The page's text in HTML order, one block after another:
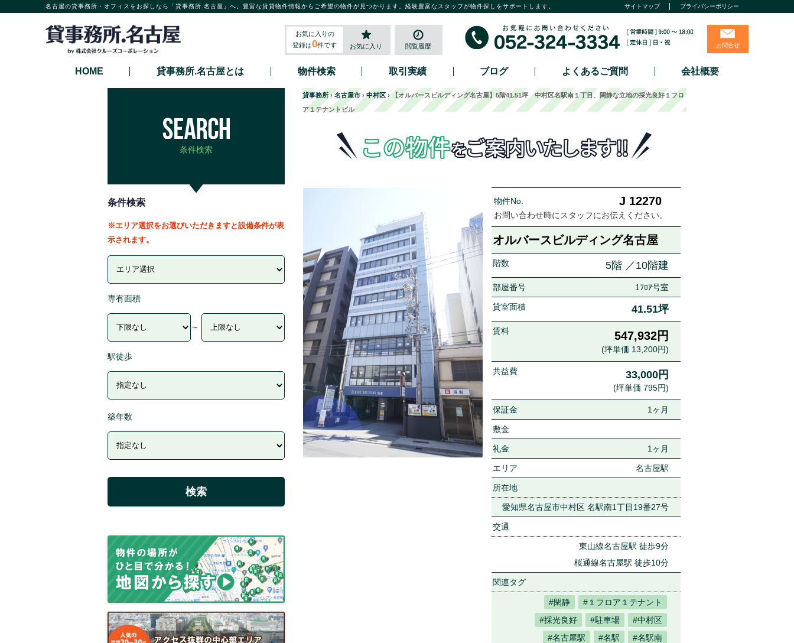
名古屋の貸事務所・オフィスをお探しなら「貸事務所.名古屋」へ。豊富な賃貸物件情報からご希望の物件が見つかります。経験豊富なスタッフが物件探しをサポートします。 サイトマップ プライバシーポリシー
お気に入りの
登録は0件です お気に入り 閲覧履歴 お問合せ
HOME 貸事務所.名古屋とは 物件検索 取引実績 ブログ よくあるご質問 会社概要
貸事務所›名古屋市 ›中村区 ›【オルバースビルディング名古屋】5階41.51坪 中村区名駅南１丁目、閑静な立地の採光良好１フロ
ア１テナントビル
物件No. J 12270
お問い合わせ時にスタッフにお伝えください。
オルバースビルディング名古屋
階数 5階 ／10階建
部屋番号 1ﾌﾛｱ号室
貸室面積 41.51坪
賃料 547,932円
(坪単価 13,200円)
共益費 33,000円
(坪単価 795円)
保証金 1ヶ月
敷金
礼金 1ヶ月
エリア 名古屋駅
所在地
愛知県名古屋市中村区 名駅南1丁目19番27号
交通
東山線名古屋駅 徒歩9分
桜通線名古屋駅 徒歩10分
関連タグ
#閑静
#１フロア１テナント
#採光良好
#駐車場
#中村区
#名古屋駅
#名駅
#名駅南
条件検索
条件検索
※エリア選択をお選びいただきますと設備条件が表
示されます。
専有面積
～
駅徒歩
築年数